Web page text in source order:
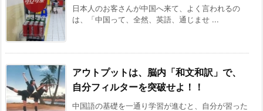
日本人のお客さんが中国へ来て、よく言われるの
は、「中国って、全然、英語、通じませ ...
アウトプットは、脳内「和文和訳」で、
自分フィルターを突破せよ！！
中国語の基礎を一通り学習が進むと、自分が習った